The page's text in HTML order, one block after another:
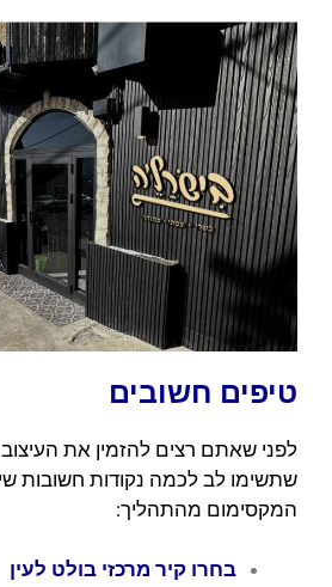
טיפים חשובים
לפני שאתם רצים להזמין את
שתשימו לב לכמה נקודות חשובות
המקסימום מהתהליך:
בחרו קיר מרכזי בולט לעין